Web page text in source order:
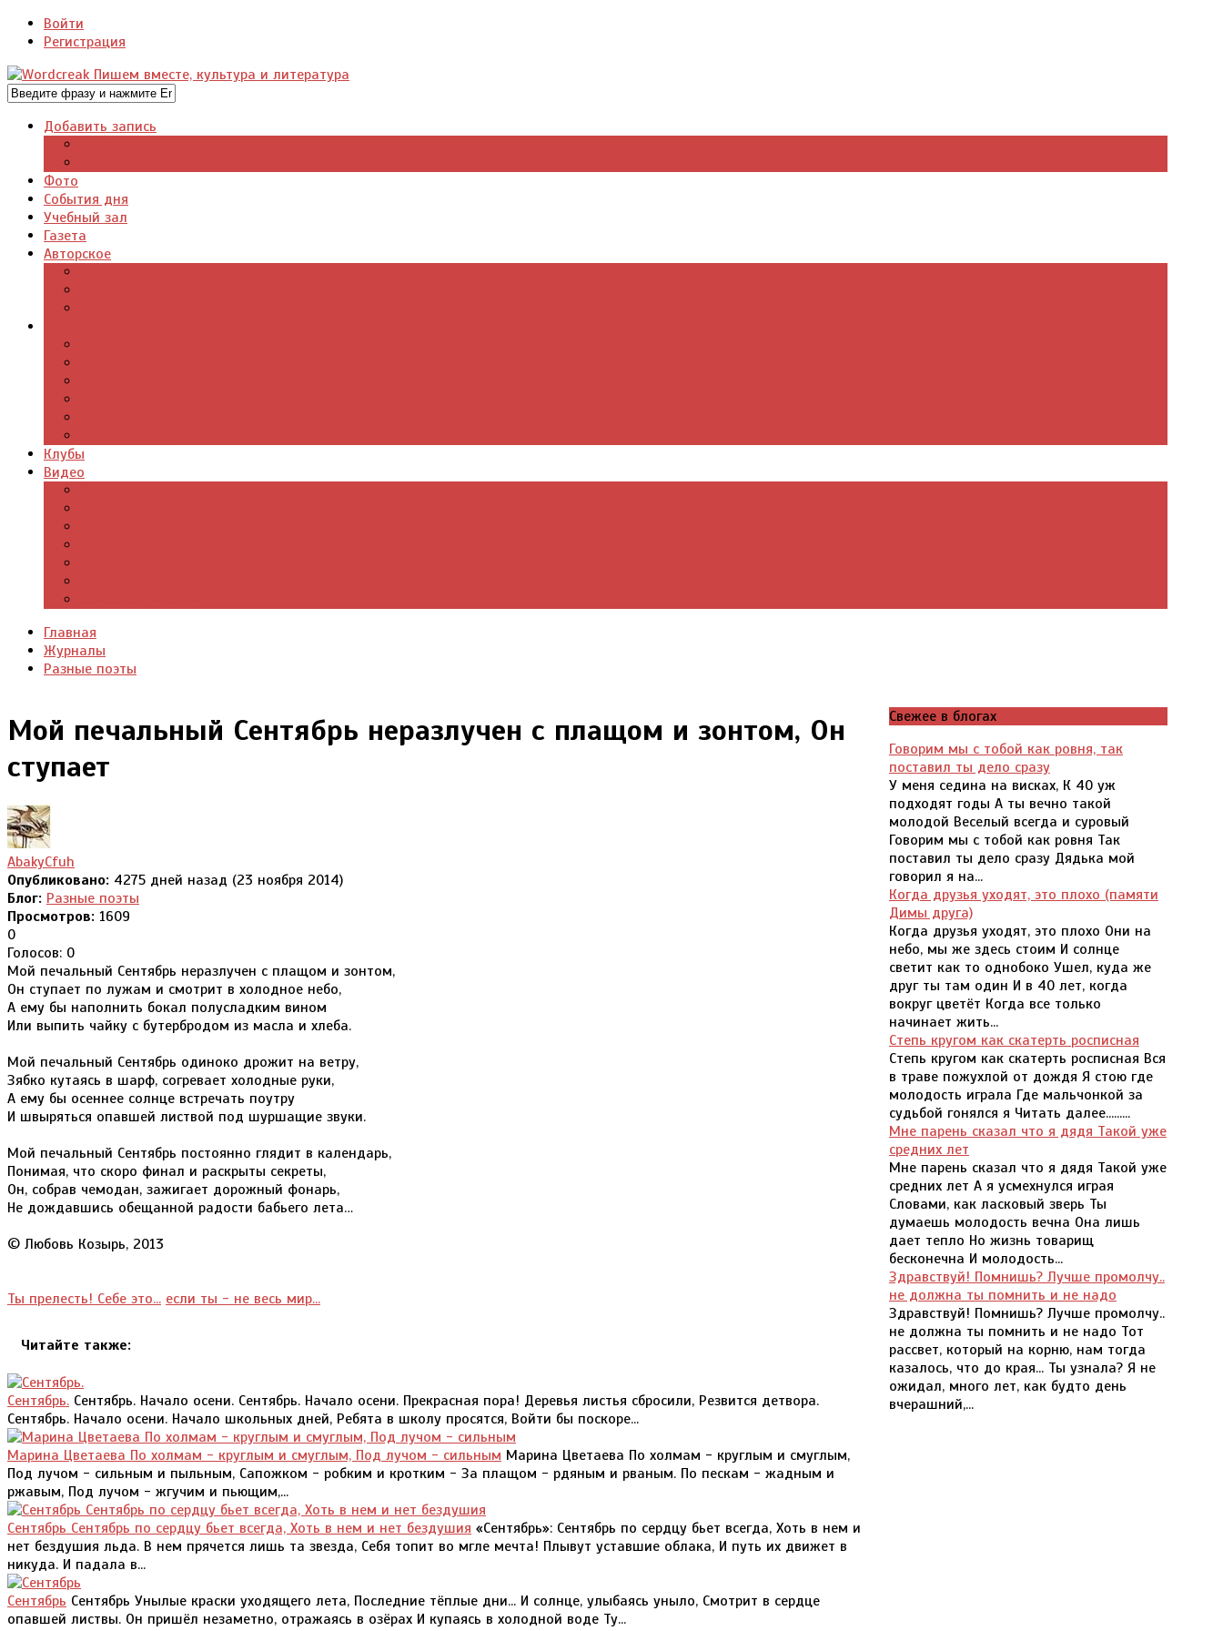
Войти
Регистрация
Добавить запись
Фото
События дня
Учебный зал
Газета
Авторское
Клубы
Видео
Главная
Журналы
Разные поэты
Мой печальный Сентябрь неразлучен с плащом и зонтом, Он
ступает
AbakyCfuh
Опубликовано: 4275 дней назад (23 ноября 2014)
Блог: Разные поэты
Просмотров: 1609
0
Голосов: 0
Мой печальный Сентябрь неразлучен с плащом и зонтом,
Он ступает по лужам и смотрит в холодное небо,
А ему бы наполнить бокал полусладким вином
Или выпить чайку с бутербродом из масла и хлеба.
Мой печальный Сентябрь одиноко дрожит на ветру,
Зябко кутаясь в шарф, согревает холодные руки,
А ему бы осеннее солнце встречать поутру
И швыряться опавшей листвой под шуршащие звуки.
Мой печальный Сентябрь постоянно глядит в календарь,
Понимая, что скоро финал и раскрыты секреты,
Он, собрав чемодан, зажигает дорожный фонарь,
Не дождавшись обещанной радости бабьего лета…
© Любовь Козырь, 2013
Ты прелесть! Себе это... если ты - не весь мир...
Читайте также:
Сентябрь. Сентябрь. Начало осени. Сентябрь. Начало осени. Прекрасная пора! Деревья листья сбросили, Резвится детвора.
Сентябрь. Начало осени. Начало школьных дней, Ребята в школу просятся, Войти бы поскоре...
Марина Цветаева По холмам - круглым и смуглым, Под лучом - сильным Марина Цветаева По холмам - круглым и смуглым,
Под лучом - сильным и пыльным, Сапожком - робким и кротким - За плащом - рдяным и рваным. По пескам - жадным и
ржавым, Под лучом - жгучим и пьющим,...
Сентябрь Сентябрь по сердцу бьет всегда, Хоть в нем и нет бездушия «Сентябрь»: Сентябрь по сердцу бьет всегда, Хоть в нем и
нет бездушия льда. В нем прячется лишь та звезда, Себя топит во мгле мечта! Плывут уставшие облака, И путь их движет в
никуда. И падала в...
Сентябрь Сентябрь Унылые краски уходящего лета, Последние тёплые дни... И солнце, улыбаясь уныло, Смотрит в сердце
опавшей листвы. Он пришёл незаметно, отражаясь в озёрах И купаясь в холодной воде Ту...
Свежее в блогах
Говорим мы с тобой как ровня, так
поставил ты дело сразу
У меня седина на висках, К 40 уж
подходят годы А ты вечно такой
молодой Веселый всегда и суровый
Говорим мы с тобой как ровня Так
поставил ты дело сразу Дядька мой
говорил я на...
Когда друзья уходят, это плохо (памяти
Димы друга)
Когда друзья уходят, это плохо Они на
небо, мы же здесь стоим И солнце
светит как то однобоко Ушел, куда же
друг ты там один И в 40 лет, когда
вокруг цветёт Когда все только
начинает жить...
Степь кругом как скатерть росписная
Степь кругом как скатерть росписная Вся
в траве пожухлой от дождя Я стою где
молодость играла Где мальчонкой за
судьбой гонялся я Читать далее.........
Мне парень сказал что я дядя Такой уже
средних лет
Мне парень сказал что я дядя Такой уже
средних лет А я усмехнулся играя
Словами, как ласковый зверь Ты
думаешь молодость вечна Она лишь
дает тепло Но жизнь товарищ
бесконечна И молодость...
Здравствуй! Помнишь? Лучше промолчу..
не должна ты помнить и не надо
Здравствуй! Помнишь? Лучше промолчу..
не должна ты помнить и не надо Тот
рассвет, который на корню, нам тогда
казалось, что до края... Ты узнала? Я не
ожидал, много лет, как будто день
вчерашний,...